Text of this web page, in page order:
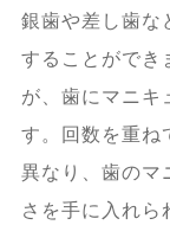
銀歯や差し歯な
することができ
が、歯にマニキ
す。回数を重ね
異なり、歯のマ
さを手に入れら